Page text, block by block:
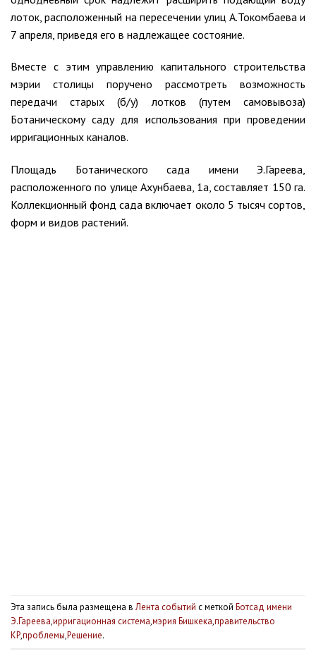
лоток, расположенный на пересечении улиц А.Токомбаева и
7 апреля, приведя его в надлежащее состояние.
Вместе с этим управлению капитального строительства
мэрии столицы поручено рассмотреть возможность
передачи старых (б/у) лотков (путем самовывоза)
Ботаническому саду для использования при проведении
ирригационных каналов.
Площадь Ботанического сада имени Э.Гареева,
расположенного по улице Ахунбаева, 1а, составляет 150 га.
Коллекционный фонд сада включает около 5 тысяч сортов,
форм и видов растений.
Эта запись была размещена вЛента событий с меткой Ботсад имени
Э.Гареева,ирригационная система,мэрия Бишкека,правительство
КР,проблемы,Решение.